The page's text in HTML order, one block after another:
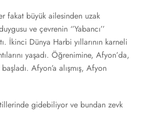
fakat büyük ailesinden uzak
ve çevrenin ‘’Yabancı’’
İkinci Dünya Harbi yıllarının karneli
yaşadı. Öğrenimine, Afyon’da,
Afyon’a alışmış, Afyon
gidebiliyor ve bundan zevk